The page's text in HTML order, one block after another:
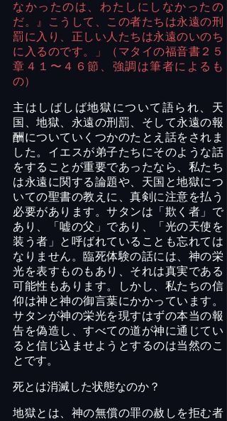
なかったのは、わたしにしなかったの
だ。』こうして、この者たちは永遠の刑
罰に入り、正しい人たちは永遠のいのち
に入るのです。」（マタイの福音書２５
章４１〜４６節、強調は筆者によるも
の）
主はしばしば地獄について語られ、天
国、地獄、永遠の刑罰、そして永遠の報
酬についていくつかのたとえ話をされま
した。イエスが弟子たちにそのような話
をすることが重要であったなら、私たち
は永遠に関する論題や、天国と地獄につ
いての聖書の教えに、真剣に注意を払う
必要があります。サタンは「欺く者」で
あり、「嘘の父」であり、「光の天使を
装う者」と呼ばれていることも忘れては
なりません。臨死体験の話には、神の栄
光を表すものもあり、それは真実である
可能性もあります。しかし、私たちの信
仰は神と神の御言葉にかかっています。
サタンが神の栄光を現すはずの本当の報
告を偽造し、すべての道が神に通じてい
ると信じ込ませようとするのは当然のこ
とです。
死とは消滅した状態なのか？
地獄とは、神の無償の罪の赦しを拒む者